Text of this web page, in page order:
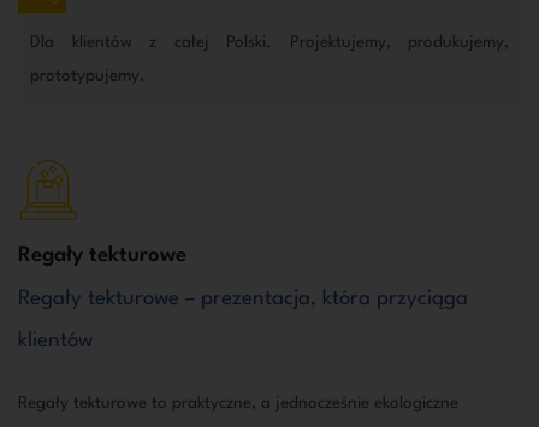
Dla klientów z całej Polski. Projektujemy, produkujemy,
prototypujemy.
Regały tekturowe
Regały tekturowe – prezentacja, która przyciąga
klientów
Regały tekturowe to praktyczne, a jednocześnie ekologiczne